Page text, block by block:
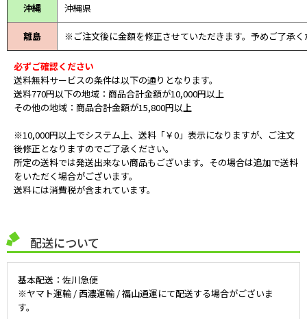
沖縄 沖縄県
離島 ※ご注文後に金額を修正させていただきます。予めご了承く
必ずご確認ください
送料無料サービスの条件は以下の通りとなります。
送料770円以下の地域：商品合計金額が10,000円以上
その他の地域：商品合計金額が15,800円以上
※10,000円以上でシステム上、送料「￥0」表示になりますが、ご注文
後修正となりますのでご了承ください。
所定の送料では発送出来ない商品もございます。その場合は追加で送料
をいただく場合がございます。
送料には消費税が含まれています。
配送について
基本配送：佐川急便
※ヤマト運輸 / 西濃運輸 / 福山通運にて配送する場合がございま
す。